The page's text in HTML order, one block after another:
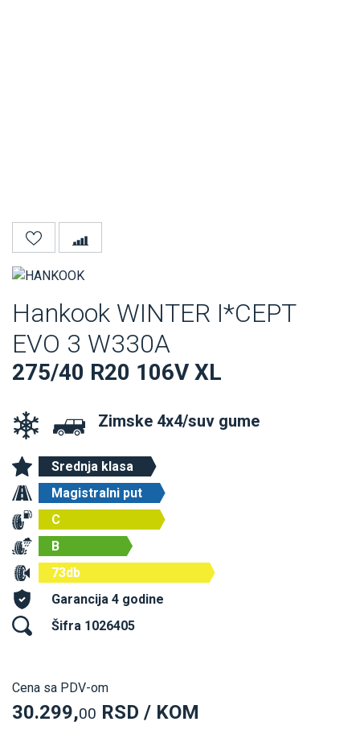
Hankook WINTER I*CEPT
EVO 3 W330A
275/40 R20 106V XL
Zimske 4x4/suv gume
Srednja klasa
Magistralni put
C
B
73db
Garancija 4 godine
Šifra 1026405
Cena sa PDV-om
30.299,00 RSD / KOM